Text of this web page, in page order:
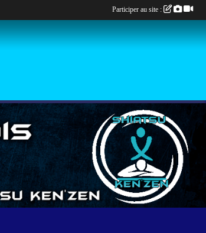
Participer au site :